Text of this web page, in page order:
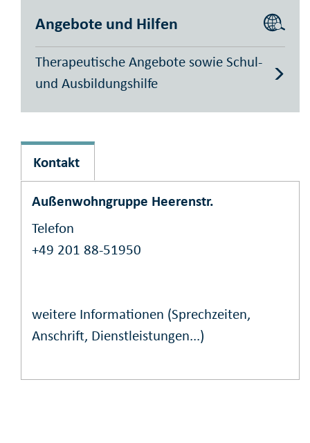
Angebote und Hilfen
Therapeutische Angebote sowie Schul-
und Ausbildungshilfe
Kontakt
Außenwohngruppe Heerenstr.
Telefon
+49 201 88-51950
weitere Informationen (Sprechzeiten,
Anschrift, Dienstleistungen...)